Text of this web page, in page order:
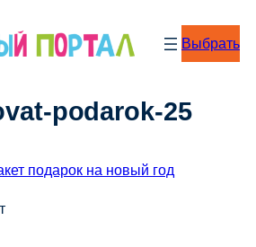
Выбрать
podarok-25